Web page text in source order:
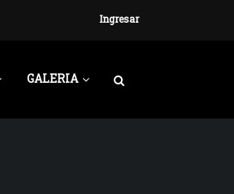
Ingresar
GALERIA